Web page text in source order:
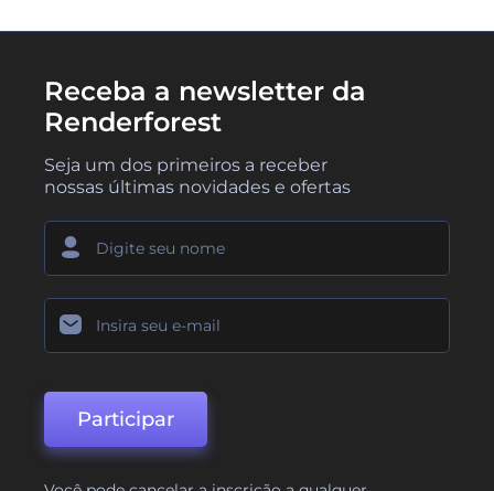
Receba a newsletter da
Renderforest
Seja um dos primeiros a receber
nossas últimas novidades e ofertas
Participar